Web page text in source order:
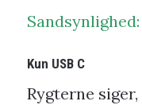
Sandsynlighed:
Kun USB C
Rygterne